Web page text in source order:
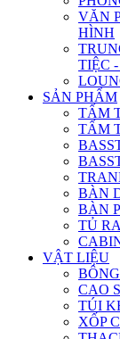
VĂN
HÌNH
TIỆC
SẢN PHẨM
TẤM
TẤM
BÀN
BÀN
TỦ
VẬT LIỆU
CAO
TÚI
XỐP